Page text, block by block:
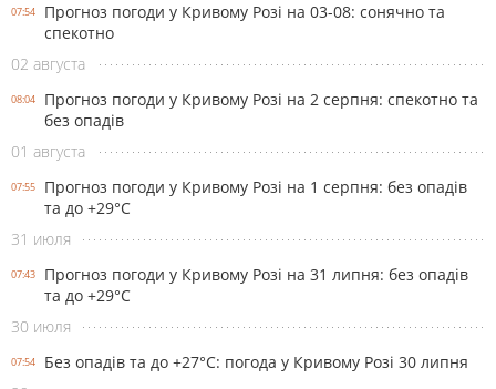
07:54
Прогноз погоди у Кривому Розі на 03-08: сонячно та
спекотно
02 августа
08:04
Прогноз погоди у Кривому Розі на 2 серпня: спекотно та
без опадів
01 августа
07:55
Прогноз погоди у Кривому Розі на 1 серпня: без опадів
та до +29°С
31 июля
07:43
Прогноз погоди у Кривому Розі на 31 липня: без опадів
та до +29°С
30 июля
07:54
Без опадів та до +27°С: погода у Кривому Розі 30 липня